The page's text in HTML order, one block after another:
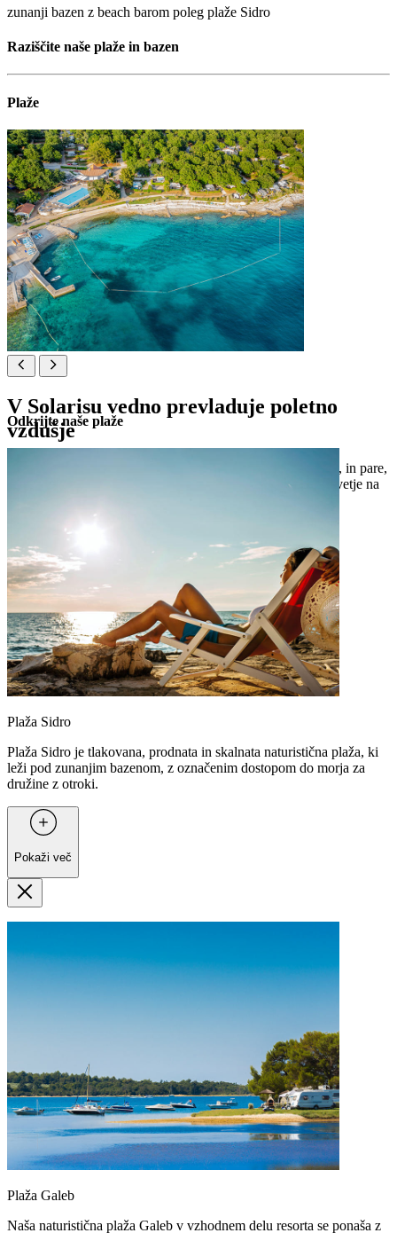
zunanji bazen z beach barom poleg plaže Sidro
Raziščite naše plaže in bazen
Plaže
V Solarisu vedno prevladuje poletno
vzdušje
Naše plaže so idealne za družine, ki iščejo zabavo na soncu, in pare,
ki si želijo zasebnosti, ter ponujajo nepozabno poletno doživetje na
Odkrijte naše plaže
Plaža Sidro
Plaža Sidro je tlakovana, prodnata in skalnata naturistična plaža, ki
leži pod zunanjim bazenom, z označenim dostopom do morja za
družine z otroki.
Pokaži več
Plaža Galeb
Naša naturistična plaža Galeb v vzhodnem delu resorta se ponaša z